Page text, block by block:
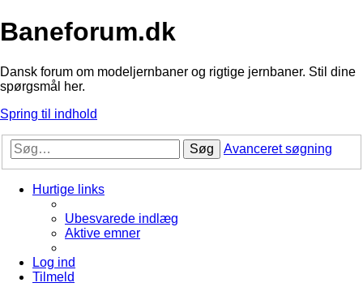
Baneforum.dk
Dansk forum om modeljernbaner og rigtige jernbaner. Stil dine
spørgsmål her.
Spring til indhold
Søg Avanceret søgning
Hurtige links
Ubesvarede indlæg
Aktive emner
Log ind
Tilmeld